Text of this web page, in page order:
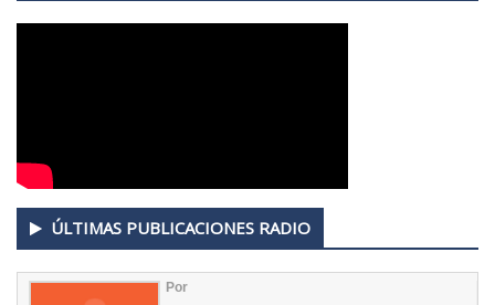
ÚLTIMAS PUBLICACIONES RADIO